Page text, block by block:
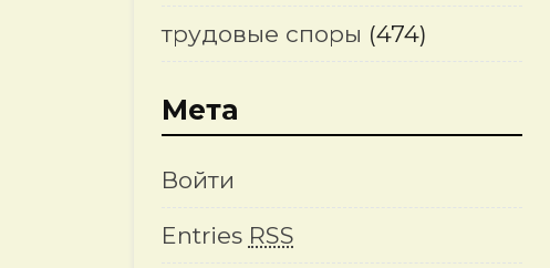
трудовые споры (474)
Мета
Войти
Entries RSS